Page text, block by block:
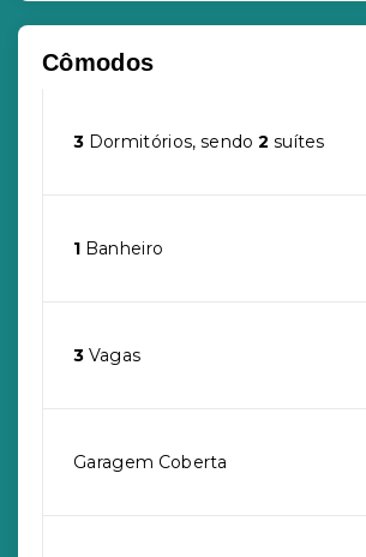
Cômodos
3 Dormitórios, sendo2 suítes
1 Banheiro
3 Vagas
Garagem Coberta